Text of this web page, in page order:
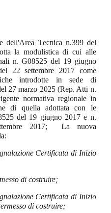
Tecnica n.399 del
la modulistica di cui alle
n. G08525 del 19 giugno
22 settembre 2017 come
introdotte in sede di
27 marzo 2025 (Rep. Atti n.
normativa regionale in
di quella adottata con le
del 19 giugno 2017 e n.
2017; La nuova
Certificata di Inizio
di costruire;
Certificata di Inizio
di costruire;